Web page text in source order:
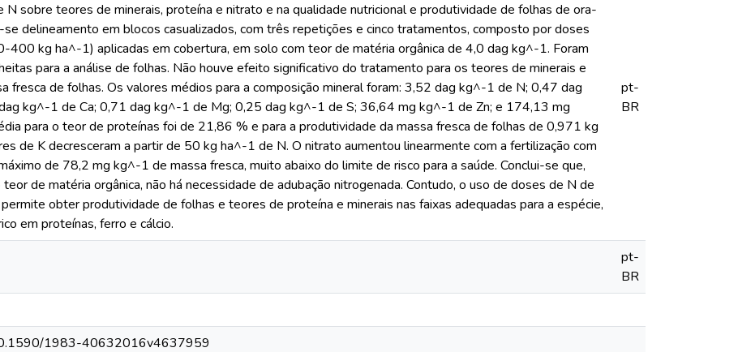
sobre teores de minerais, proteína e nitrato e na qualidade nutricional e produtividade de folhas de ora-
delineamento em blocos casualizados, com três repetições e cinco tratamentos, composto por doses
400 kg ha^-1) aplicadas em cobertura, em solo com teor de matéria orgânica de 4,0 dag kg^-1. Foram
para a análise de folhas. Não houve efeito significativo do tratamento para os teores de minerais e
fresca de folhas. Os valores médios para a composição mineral foram: 3,52 dag kg^-1 de N; 0,47 dag
kg^-1 de Ca; 0,71 dag kg^-1 de Mg; 0,25 dag kg^-1 de S; 36,64 mg kg^-1 de Zn; e 174,13 mg
para o teor de proteínas foi de 21,86 % e para a produtividade da massa fresca de folhas de 0,971 kg
de K decresceram a partir de 50 kg ha^-1 de N. O nitrato aumentou linearmente com a fertilização com
de 78,2 mg kg^-1 de massa fresca, muito abaixo do limite de risco para a saúde. Conclui-se que,
de matéria orgânica, não há necessidade de adubação nitrogenada. Contudo, o uso de doses de N de
obter produtividade de folhas e teores de proteína e minerais nas faixas adequadas para a espécie,
em proteínas, ferro e cálcio.
pt-
BR
pt-
BR
1983-40632016v4637959